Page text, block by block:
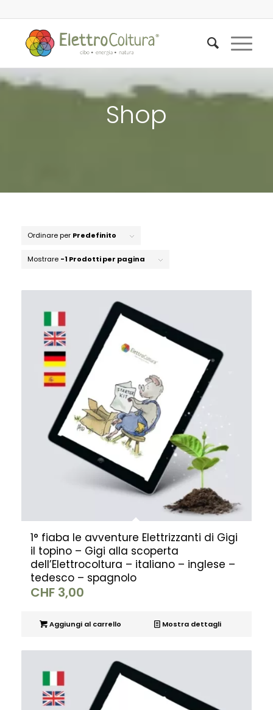
Shop
Ordinare per Predefinito
Mostrare -1 Prodotti per pagina
1° fiaba le avventure Elettrizzanti di Gigi
il topino – Gigi alla scoperta
dell’Elettrocoltura – italiano – inglese –
tedesco – spagnolo
CHF3,00
Aggiungi al carrello Mostra dettagli